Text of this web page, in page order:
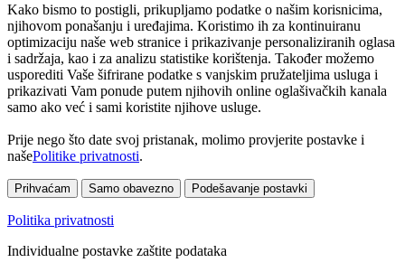
Kako bismo to postigli, prikupljamo podatke o našim korisnicima,
njihovom ponašanju i uređajima. Koristimo ih za kontinuiranu
optimizaciju naše web stranice i prikazivanje personaliziranih oglasa
i sadržaja, kao i za analizu statistike korištenja. Također možemo
usporediti Vaše šifrirane podatke s vanjskim pružateljima usluga i
prikazivati Vam ponude putem njihovih online oglašivačkih kanala
samo ako već i sami koristite njihove usluge.
Prije nego što date svoj pristanak, molimo provjerite postavke i
našePolitike privatnosti.
Prihvaćam Samo obavezno Podešavanje postavki
Politika privatnosti
Individualne postavke zaštite podataka